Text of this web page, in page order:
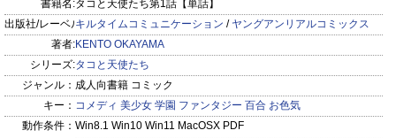
書籍名:タコと天使たち第1話【単話】
出版社/レーベル:キルタイムコミュニケーション / ヤングアンリアルコミックス
著者:KENTO OKAYAMA
シリーズ:タコと天使たち
ジャンル： 成人向書籍 コミック
キー： コメディ 美少女 学園 ファンタジー 百合 お色気
動作条件： Win8.1 Win10 Win11 MacOSX PDF